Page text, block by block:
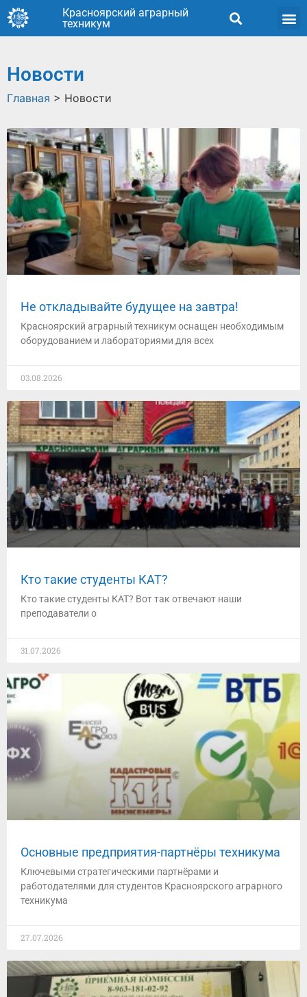
Красноярский аграрный
техникум
Новости
Главная > Новости
Не откладывайте будущее на завтра!
Красноярский аграрный техникум оснащен необходимым
оборудованием и лабораториями для всех
03.08.2026
Кто такие студенты КАТ?
Кто такие студенты КАТ? Вот так отвечают наши
преподаватели о
31.07.2026
Основные предприятия-партнёры техникума
Ключевыми стратегическими партнёрами и
работодателями для студентов ⁠Красноярского аграрного
техникума
27.07.2026